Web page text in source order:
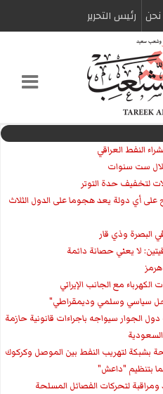
رئیس التحریر
لتخفيف حدة التوتر
أي دولة يعد هجوما على الدول الثلاث
البصرة وذي قار
لا يعني حصانة دائمة
"حل سياسي وسلمي وديمقراطي"
الجوار سيواجه باجراءات قانونية حازمة
بشبكة لتهريب النفط بين الموصل وكركوك
بتنظيم "داعش"
ومراقبة لتحركات الفصائل المسلحة